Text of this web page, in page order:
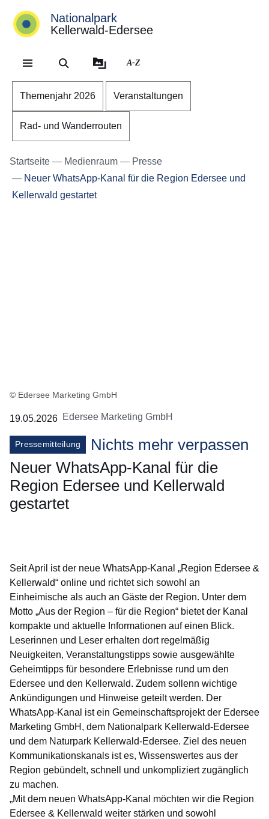
Direkt zum Kopf der
Direkt zum Inhalt
Direkt zum Fuß der
Nationalpark
Kellerwald-Edersee
A-Z
Themenjahr 2026 Veranstaltungen
Rad- und Wanderrouten
Startseite Medienraum
Presse
Neuer WhatsApp-Kanal für die Region Edersee und
Kellerwald gestartet
© Edersee Marketing GmbH
19.05.2026 Edersee Marketing GmbH
Pressemitteilung
Nichts mehr verpassen
Neuer WhatsApp-Kanal für die
Region Edersee und Kellerwald
gestartet
Seit April ist der neue WhatsApp-Kanal „Region Edersee &
Kellerwald“ online und richtet sich sowohl an
Einheimische als auch an Gäste der Region. Unter dem
Motto „Aus der Region – für die Region“ bietet der Kanal
kompakte und aktuelle Informationen auf einen Blick.
Leserinnen und Leser erhalten dort regelmäßig
Neuigkeiten, Veranstaltungstipps sowie ausgewählte
Geheimtipps für besondere Erlebnisse rund um den
Edersee und den Kellerwald. Zudem sollenn wichtige
Ankündigungen und Hinweise geteilt werden. Der
WhatsApp-Kanal ist ein Gemeinschaftsprojekt der Edersee
Marketing GmbH, dem Nationalpark Kellerwald-Edersee
und dem Naturpark Kellerwald-Edersee. Ziel des neuen
Kommunikationskanals ist es, Wissenswertes aus der
Region gebündelt, schnell und unkompliziert zugänglich
zu machen.
„Mit dem neuen WhatsApp-Kanal möchten wir die Region
Edersee & Kellerwald weiter stärken und sowohl